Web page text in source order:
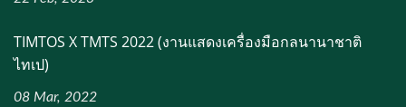
TIMTOS X TMTS 2022 (งานแสดงเครื่องมือกลนานาชาติ
ไทเป)
08 Mar, 2022